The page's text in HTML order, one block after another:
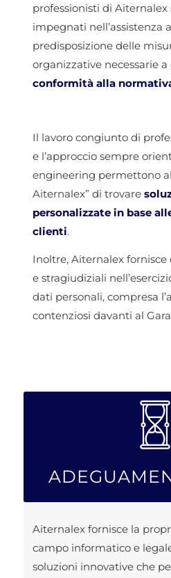
professionisti di
impegnati nell’assistenza
predisposizione delle
organizzative necessarie
conformità alla
Il lavoro congiunto di
e l’approccio sempre
engineering permettono
Aiternalex” di trovare
personalizzate in base
clienti.
Inoltre, Aiternalex
e stragiudiziali
dati personali, compresa
contenziosi davanti al
Aiternalex fornisce la
campo informatico e
soluzioni innovative che